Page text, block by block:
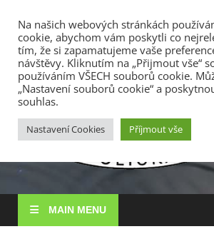
9. 8. 2026
MAIN MENU
Na našich webových stránkách
cookie, abychom vám poskytli co
tím, že si zapamatujeme vaše
návštěvy. Kliknutím na „Přijmout vše“
používáním VŠECH souborů cookie.
„Nastavení souborů cookie“ a
souhlas.
Nastavení Cookies Příjmout vše